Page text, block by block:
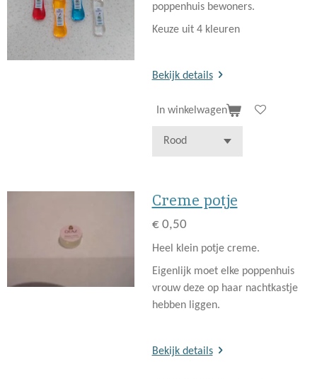
poppenhuis bewoners.
Keuze uit 4 kleuren
Bekijk details
In winkelwagen
Creme potje
€ 0,50
Heel klein potje creme.
Eigenlijk moet elke poppenhuis
vrouw deze op haar nachtkastje
hebben liggen.
Bekijk details